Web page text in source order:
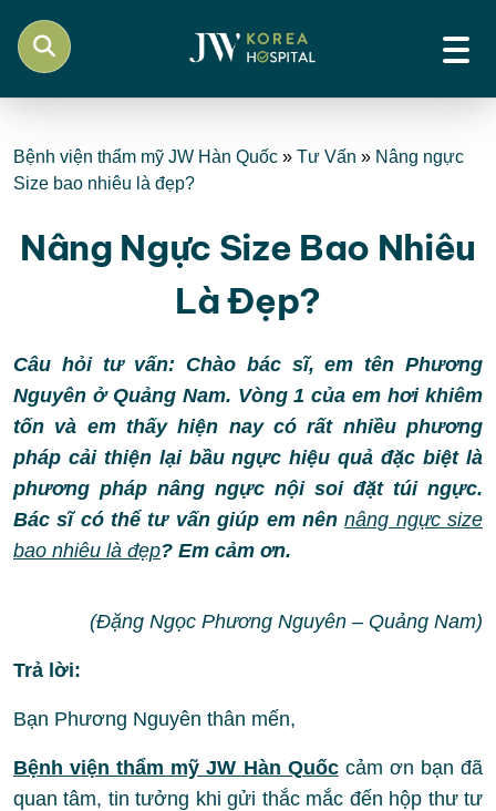
Bệnh viện thẩm mỹ JW Hàn Quốc » Tư Vấn » Nâng ngực
Size bao nhiêu là đẹp?
Nâng Ngực Size Bao Nhiêu
Là Đẹp?
Câu hỏi tư vấn: Chào bác sĩ, em tên Phương
Nguyên ở Quảng Nam. Vòng 1 của em hơi khiêm
tốn và em thấy hiện nay có rất nhiều phương
pháp cải thiện lại bầu ngực hiệu quả đặc biệt là
phương pháp nâng ngực nội soi đặt túi ngực.
Bác sĩ có thể tư vấn giúp em nênnâng ngực size
bao nhiêu là đẹp? Em cảm ơn.
(Đặng Ngọc Phương Nguyên – Quảng Nam)
Trả lời:
Bạn Phương Nguyên thân mến,
Bệnh viện thẩm mỹ JW Hàn Quốccảm ơn bạn đã
quan tâm, tin tưởng khi gửi thắc mắc đến hộp thư tư